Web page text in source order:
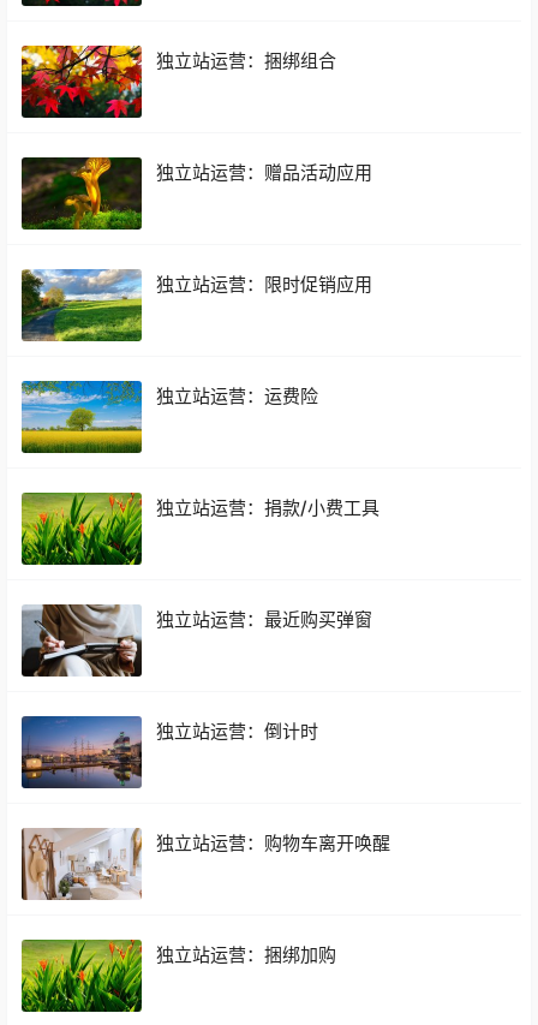
独立站运营：捆绑组合
独立站运营：赠品活动应用
独立站运营：限时促销应用
独立站运营：运费险
独立站运营：捐款/小费工具
独立站运营：最近购买弹窗
独立站运营：倒计时
独立站运营：购物车离开唤醒
独立站运营：捆绑加购